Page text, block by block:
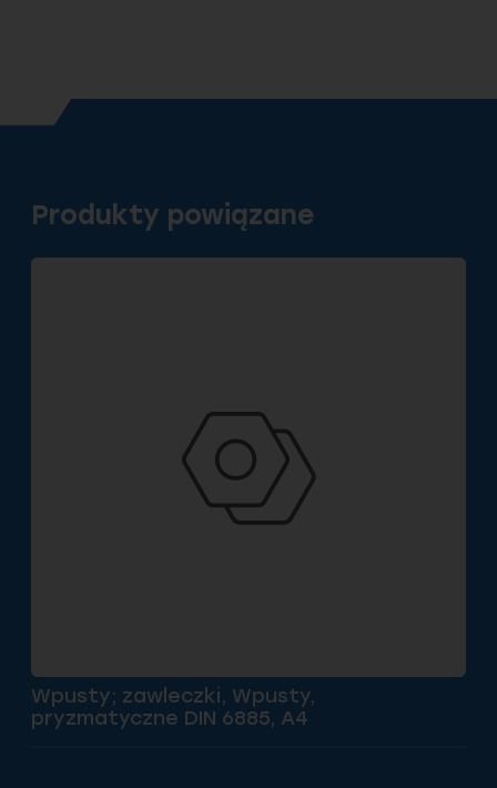
Produkty powiązane
Wpusty; zawleczki, Wpusty,
pryzmatyczne DIN 6885, A4